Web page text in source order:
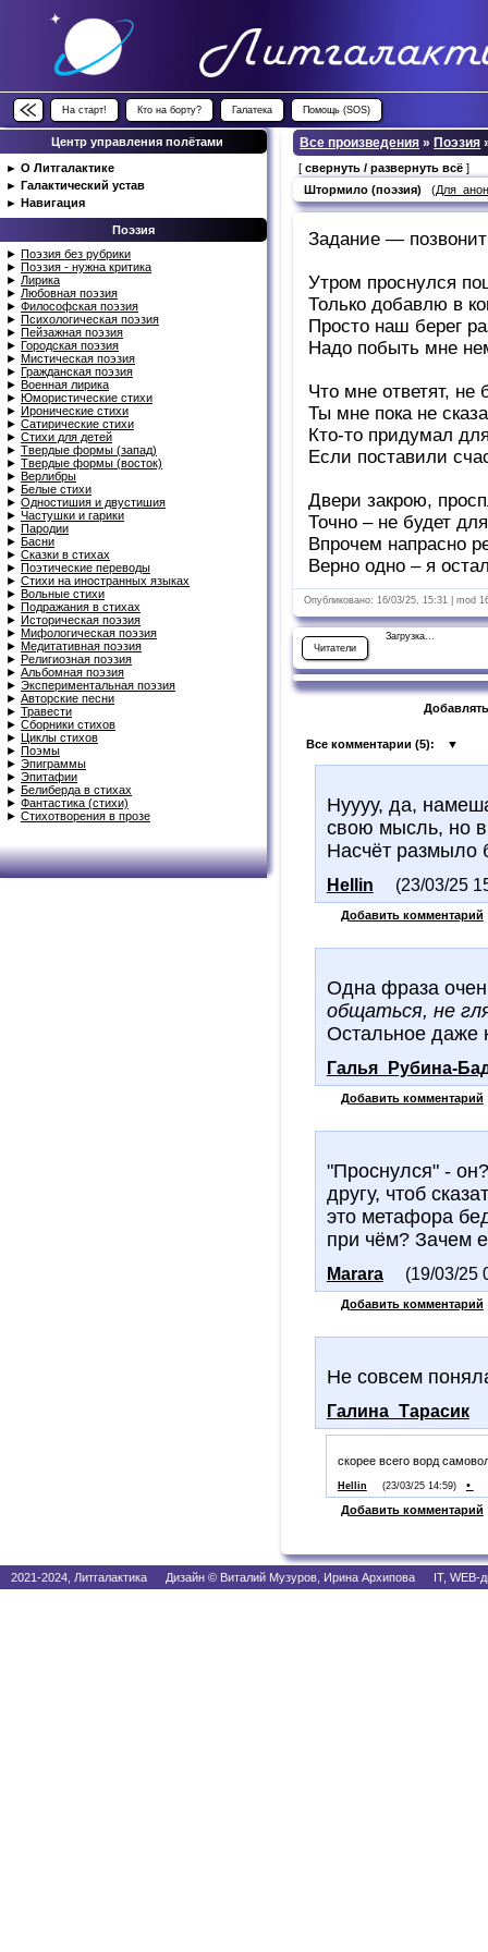
На старт! Кто на борту? Галатека Помощь (SOS)
Центр управления полётами
► О Литгалактике
► Галактический устав
► Навигация
Поэзия
► Поэзия без рубрики
► Поэзия - нужна критика
► Лирика
► Любовная поэзия
► Философская поэзия
► Психологическая поэзия
► Пейзажная поэзия
► Городская поэзия
► Мистическая поэзия
► Гражданская поэзия
► Военная лирика
► Юмористические стихи
► Иронические стихи
► Сатирические стихи
► Стихи для детей
► Твердые формы (запад)
► Твердые формы (восток)
► Верлибры
► Белые стихи
► Одностишия и двустишия
► Частушки и гарики
► Пародии
► Басни
► Сказки в стихах
► Поэтические переводы
► Стихи на иностранных языках
► Вольные стихи
► Подражания в стихах
► Историческая поэзия
► Мифологическая поэзия
► Медитативная поэзия
► Религиозная поэзия
► Альбомная поэзия
► Экспериментальная поэзия
► Авторские песни
► Травести
► Сборники стихов
►
Циклы стихов
► Поэмы
► Эпиграммы
► Эпитафии
► Белиберда в стихах
► Фантастика (стихи)
► Стихотворения в прозе
Все произведения » Поэзия
[свернуть / развернуть всё ]
Штормило (поэзия)
(
Задание —
Утром проснулся
Только добавлю в
Просто наш берег
Надо побыть мне
Что мне ответят, не
Ты мне пока не
Кто-то придумал
Если поставили
Двери закрою,
Точно – не будет
Впрочем напрасно
Верно одно – я
Опубликовано: 16/03/25, 15:31 | mod
Читатели
Загрузка...
Все комментарии (5): ▼
Нуууу, да,
свою мысль, но
Насчёт размыло
Hellin (23/03/25
Добавить комментарий
Одна фраза
общаться, не
Остальное даже
Галья_Рубина-
Добавить комментарий
"Проснулся" -
другу, чтоб
это метафора
при чём? Зачем
Marara (19/03/25
Добавить комментарий
Не совсем
Галина_Тарасик
скорее всего ворд
Hellin (23/03/25 14:59)
•
Добавить комментарий
2021-2024, Литгалактика Дизайн © Виталий Музуров, Ирина Архипова IT, WEB-